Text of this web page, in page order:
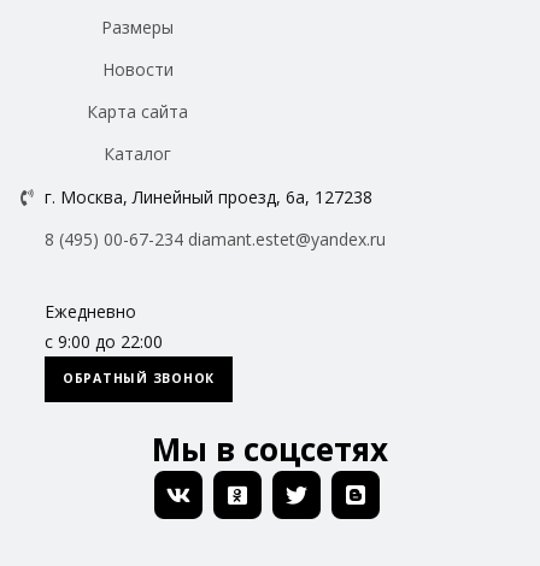
Размеры
Новости
Карта сайта
Каталог
г. Москва, Линейный проезд, 6а, 127238
8 (495) 00-67-234 diamant.estet@yandex.ru
Ежедневно
с 9:00 до 22:00
ОБРАТНЫЙ ЗВОНОК
Мы в соцсетях